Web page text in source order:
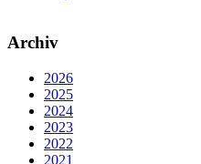
Archiv
2026
2025
2024
2023
2022
2021